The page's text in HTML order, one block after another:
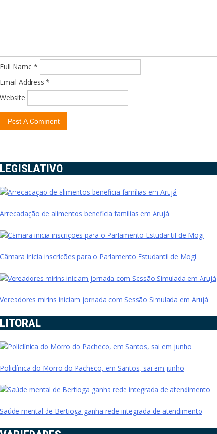
Full Name *
Email Address *
Website
LEGISLATIVO
Arrecadação de alimentos beneficia famílias em Arujá
Câmara inicia inscrições para o Parlamento Estudantil de Mogi
Vereadores mirins iniciam jornada com Sessão Simulada em Arujá
LITORAL
Policlínica do Morro do Pacheco, em Santos, sai em junho
Saúde mental de Bertioga ganha rede integrada de atendimento